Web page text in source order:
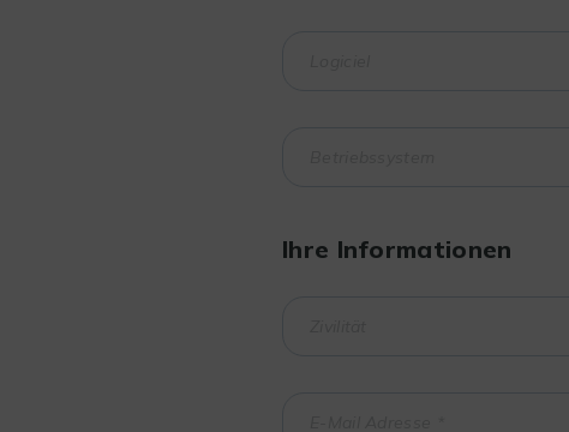
Ihre Informationen